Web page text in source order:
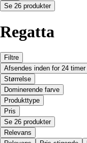
Se 26 produkter
Regatta
Filtre
Afsendes inden for 24 timer
Størrelse
Dominerende farve
Produkttype
Pris
Se 26 produkter
Relevans